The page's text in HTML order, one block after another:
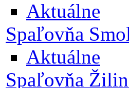
Aktuálne
Spaľovňa
Aktuálne
Spaľovňa